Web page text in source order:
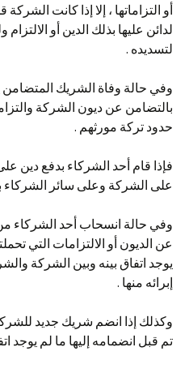
أو التزاماتها ، إلا إذا كانت الشركة
لدائن عليها بذلك الدين أو
لتسديده .
وفي حالة وفاة الشريك
بالتضامن عن ديون الشركة
حدود تركة مورثهم .
فإذا قام أحد الشركاء بدفع دين
على الشركة وعلى سائر
وفي حالة انسحاب أحد الشركاء
عن الديون أو الالتزامات التي
يوجد اتفاق بينه وبين الشركة
إبرائه منها .
وكذلك إذا انضم شريك جديد
تم قبل انضمامه إليها ما لم